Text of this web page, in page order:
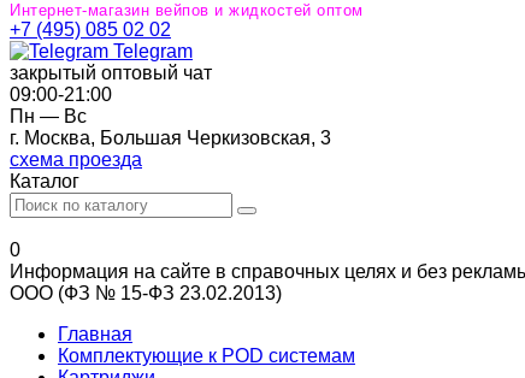
Интернет-магазин вейпов и жидкостей оптом
+7 (495) 085 02 02
Telegram
закрытый оптовый чат
09:00‐21:00
Пн — Вс
г. Москва, Большая Черкизовская, 3
схема проезда
Каталог
0
Информация на сайте в справочных целях и без
ООО (ФЗ № 15-ФЗ 23.02.2013)
Главная
Комплектующие к POD системам